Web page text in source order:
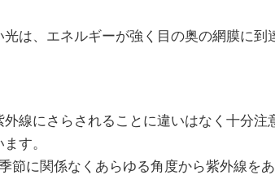
は、エネルギーが強く目の奥の網膜に到
線にさらされることに違いはなく十分注
す。
節に関係なくあらゆる角度から紫外線を